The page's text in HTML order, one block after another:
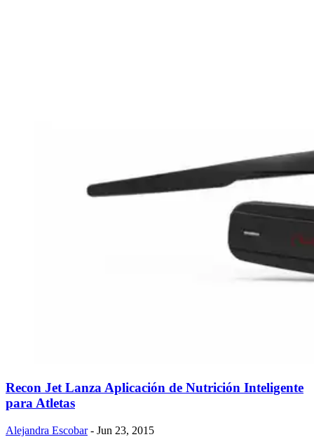
​Recon Jet Lanza Aplicación de Nutrición Inteligente
para Atletas
Alejandra Escobar - Jun 23, 2015